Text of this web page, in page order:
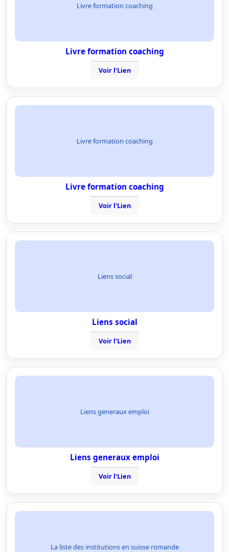
Livre formation coaching
Livre formation coaching
Voir l'Lien
Livre formation coaching
Livre formation coaching
Voir l'Lien
Liens social
Liens social
Voir l'Lien
Liens generaux emploi
Liens generaux emploi
Voir l'Lien
La liste des institutions en suisse romande